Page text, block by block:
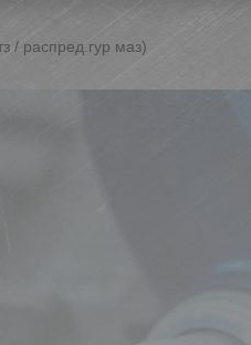
/ распред.гур маз)